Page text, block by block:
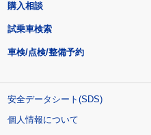
購入相談
試乗車検索
車検/点検/整備予約
安全データシート(SDS)
個人情報について